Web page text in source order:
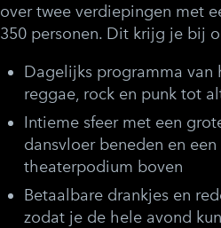
over twee verdiepingen met
350 personen. Dit krijg je bij
Dagelijks programma van
reggae, rock en punk tot
Intieme sfeermet een
dansvloer beneden en
theaterpodium boven
Betaalbare drankjes en
zodat je de hele avond